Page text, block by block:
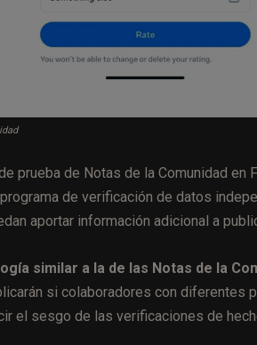
prueba de Notas de la Comunidad en
de verificación de datos
aportar información adicional a
similar a la de las Notas de la
si colaboradores con diferentes
el sesgo de las verificaciones de